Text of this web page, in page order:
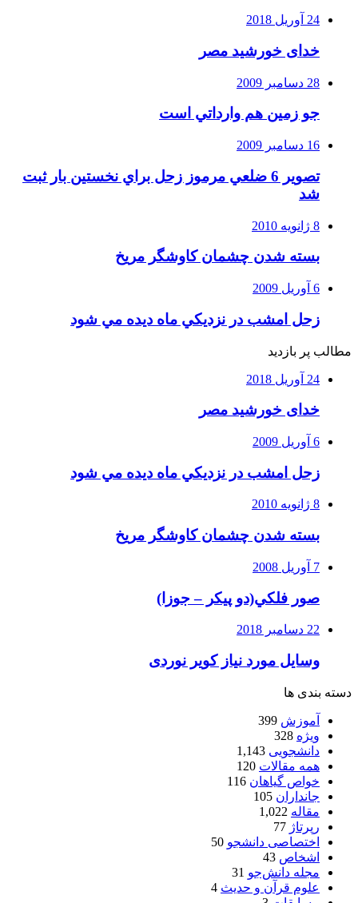
24 آوریل 2018
خدای خورشید مصر
28 دسامبر 2009
جو زمين هم وارداتي است
16 دسامبر 2009
تصوير 6 ضلعي مرموز زحل براي نخستين بار ثبت
شد
8 ژانویه 2010
بسته شدن چشمان کاوشگر مريخ
6 آوریل 2009
زحل امشب در نزديكي ماه ديده مي شود
مطالب پر بازدید
24 آوریل 2018
خدای خورشید مصر
6 آوریل 2009
زحل امشب در نزديكي ماه ديده مي شود
8 ژانویه 2010
بسته شدن چشمان کاوشگر مريخ
7 آوریل 2008
صور فلكي(دو پیکر – جوزا)
22 دسامبر 2018
وسایل مورد نیاز کویر نوردی
دسته بندی ها
آموزش 399
ویژه 328
دانشجویی 1,143
همه مقالات 120
خواص گیاهان 116
جانداران 105
مقاله 1,022
رپرتاژ 77
اختصاصی دانشجو 50
اشخاص 43
مجله دانش‌جو 31
علوم قرآن و حدیث 4